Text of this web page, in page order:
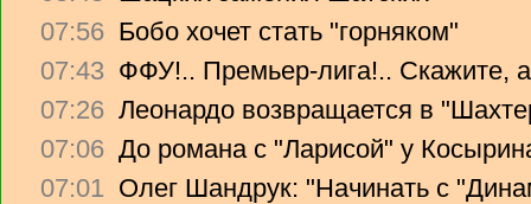
07:56 Бобо хочет стать "горняком"
07:43 ФФУ!.. Премьер-лига!.. Скажите,
07:26 Леонардо возвращается в
07:06 До романа с "Ларисой" у
07:01 Олег Шандрук: "Начинать с